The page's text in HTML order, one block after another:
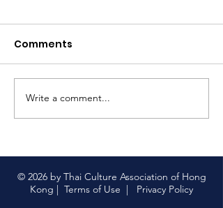
【限量版泰國上網卡｜中
國聯通 x 香港泰國文化協
63
Comments
Write a comment...
© 2026 by Thai Culture Association of Hong
Kong | Terms of Use | Privacy Policy